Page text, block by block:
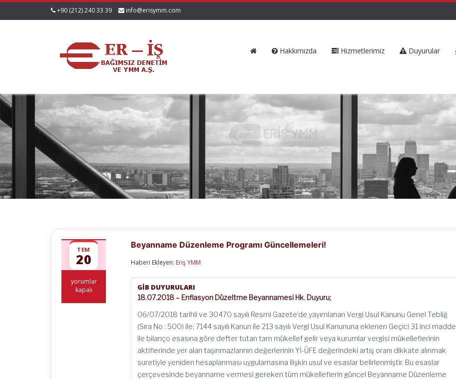
+90 (212) 240 33 39 info@erisymm.com
Hakkımızda Hizmetlerimiz Duyurular
TEM
20
Beyanname
Düzenleme
yorumlar
kapalı
Beyanname Düzenleme Programı Güncellemeleri!
Haberi Ekleyen: Eriş YMM
GİB DUYURULARI
18.07.2018 – Enflasyon Düzeltme Beyannamesi Hk. Duyuru;
06/07/2018 tarihli ve 30470 sayılı Resmi Gazete’de yayımlanan Vergi Usul Kanunu Genel Tebliğ
(Sıra No : 500) ile; 7144 sayılı Kanun ile 213 sayılı Vergi Usul Kanununa eklenen Geçici 31 inci madde
ile bilanço esasına göre defter tutan tam mükellef gelir veya kurumlar vergisi mükelleflerinin
aktiflerinde yer alan taşınmazlarının değerlerinin Yİ-ÜFE değerindeki artış oranı dikkate alınmak
suretiyle yeniden hesaplanması uygulamasına ilişkin usul ve esaslar belirlenmiştir. Bu esaslar
çerçevesinde beyanname vermesi gereken tüm mükelleflerin güncel Beyanname Düzenleme